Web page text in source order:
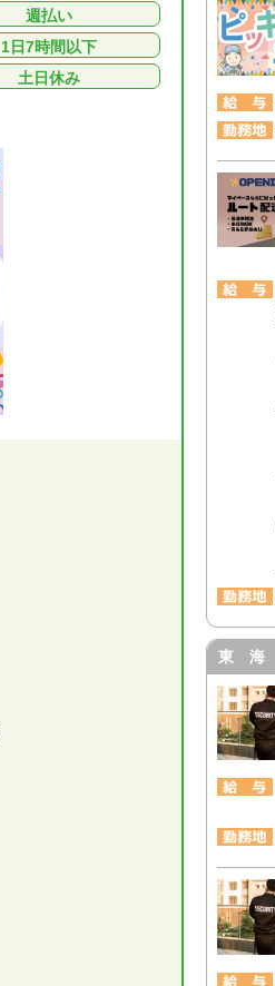
週払い
1日7時間以下
土日休み
東 海